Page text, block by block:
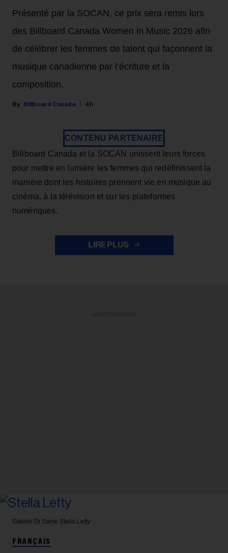
Présenté par la SOCAN, ce prix sera remis lors
des Billboard Canada Women in Music 2026 afin
de célébrer les femmes de talent qui façonnent la
musique canadienne par l’écriture et la
composition.
Billboard Canada 4h
CONTENU PARTENAIRE
Billboard Canada et la SOCAN unissent leurs forces
pour mettre en lumière les femmes qui redéfinissent la
manière dont les histoires prennent vie en musique au
cinéma, à la télévision et sur les plateformes
numériques.
LIRE PLUS
Gabriel Di Sante Stella Lefty
FRANÇAIS